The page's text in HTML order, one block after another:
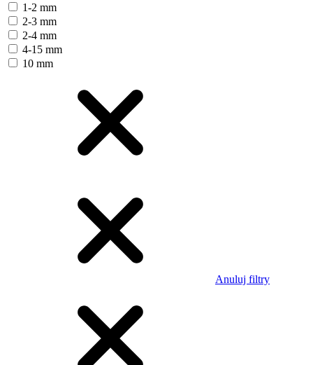
1-2 mm
2-3 mm
2-4 mm
4-15 mm
10 mm
Anuluj filtry